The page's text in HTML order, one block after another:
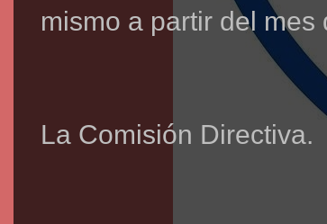
mismo a partir del mes
La Comisión Directiva.